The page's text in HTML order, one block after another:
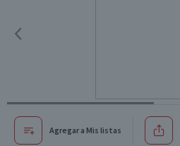
Agregar a Mis listas